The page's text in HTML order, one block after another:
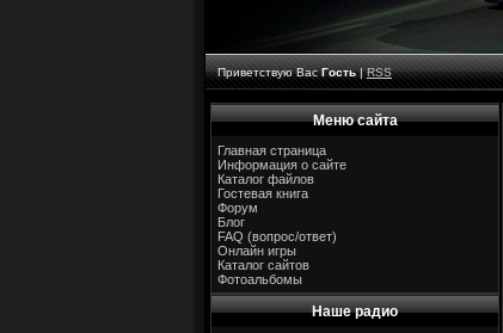
Приветствую Вас Гость|RSS
Меню сайта
Главная страница
Информация о сайте
Каталог файлов
Гостевая книга
Форум
Блог
FAQ (вопрос/ответ)
Онлайн игры
Каталог сайтов
Фотоальбомы
Наше радио